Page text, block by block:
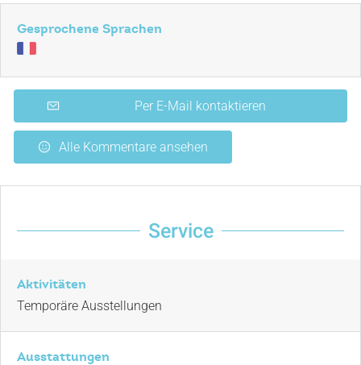
Gesprochene Sprachen
Per E-Mail kontaktieren
Alle Kommentare ansehen
Service
Aktivitäten
Temporäre Ausstellungen
Ausstattungen